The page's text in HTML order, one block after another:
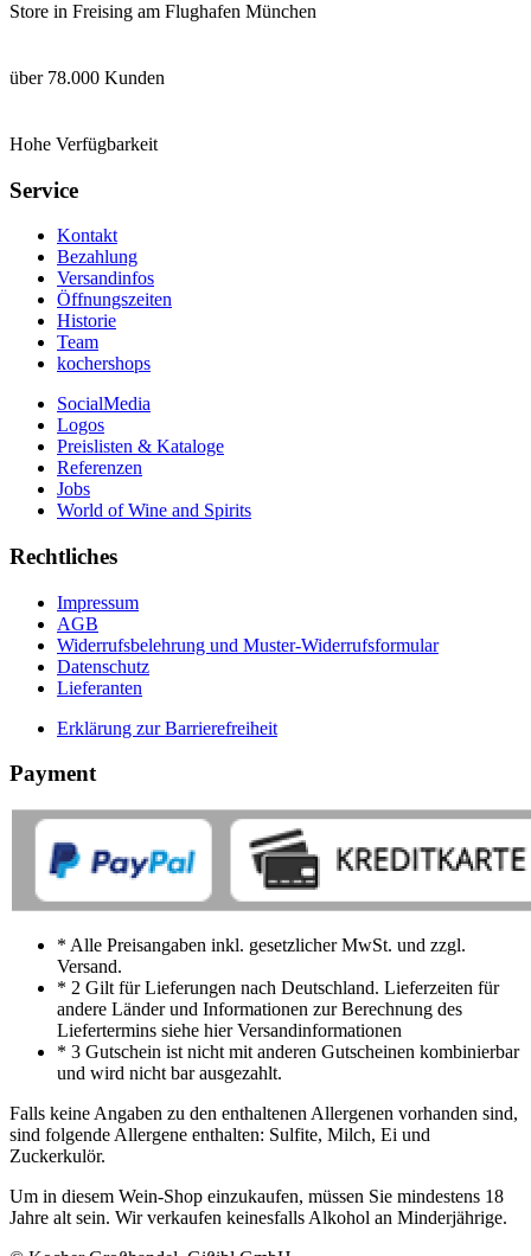
Store in Freising am Flughafen München
über 78.000 Kunden
Hohe Verfügbarkeit
Service
Kontakt
Bezahlung
Versandinfos
Öffnungszeiten
Historie
Team
kochershops
SocialMedia
Logos
Preislisten & Kataloge
Referenzen
Jobs
World of Wine and Spirits
Rechtliches
Impressum
AGB
Widerrufsbelehrung und Muster-Widerrufsformular
Datenschutz
Lieferanten
Erklärung zur Barrierefreiheit
Payment
* Alle Preisangaben inkl. gesetzlicher MwSt. und zzgl.
Versand.
* 2 Gilt für Lieferungen nach Deutschland. Lieferzeiten für
andere Länder und Informationen zur Berechnung des
Liefertermins siehe hier Versandinformationen
* 3 Gutschein ist nicht mit anderen Gutscheinen kombinierbar
und wird nicht bar ausgezahlt.
Falls keine Angaben zu den enthaltenen Allergenen vorhanden sind,
sind folgende Allergene enthalten: Sulfite, Milch, Ei und
Zuckerkulör.
Um in diesem Wein-Shop einzukaufen, müssen Sie mindestens 18
Jahre alt sein. Wir verkaufen keinesfalls Alkohol an Minderjährige.